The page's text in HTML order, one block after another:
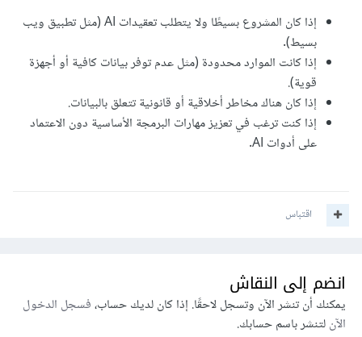
إذا كان المشروع بسيطًا ولا يتطلب تعقيدات AI (مثل تطبيق ويب
بسيط).
إذا كانت الموارد محدودة (مثل عدم توفر بيانات كافية أو أجهزة
قوية).
إذا كان هناك مخاطر أخلاقية أو قانونية تتعلق بالبيانات.
إذا كنت ترغب في تعزيز مهارات البرمجة الأساسية دون الاعتماد
على أدوات AI.
اقتباس
انضم إلى النقاش
يمكنك أن تنشر الآن وتسجل لاحقًا. إذا كان لديك حساب،فسجل الدخول
الآنلتنشر باسم حسابك.